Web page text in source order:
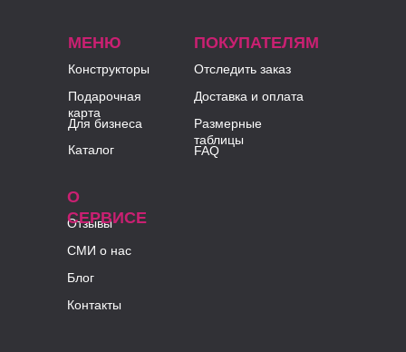
Каталог
Контакты
FAQ
Для бизнеса
Блог
Отследить заказ
Подарочная
карта
СМИ о нас
Размерные
таблицы
Конструкторы
Отзывы
Доставка и оплата
МЕНЮ
О
СЕРВИСЕ
ПОКУПАТЕЛЯМ